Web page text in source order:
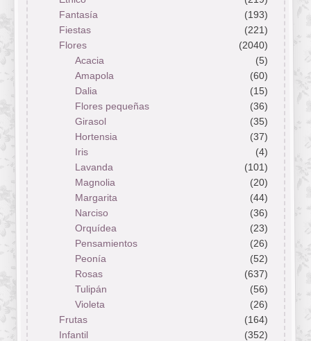
Fantasía
(193)
Fiestas
(221)
Flores
(2040)
Acacia
(5)
Amapola
(60)
Dalia
(15)
Flores pequeñas
(36)
Girasol
(35)
Hortensia
(37)
Iris
(4)
Lavanda
(101)
Magnolia
(20)
Margarita
(44)
Narciso
(36)
Orquídea
(23)
Pensamientos
(26)
Peonía
(52)
Rosas
(637)
Tulipán
(56)
Violeta
(26)
Frutas
(164)
Infantil
(352)